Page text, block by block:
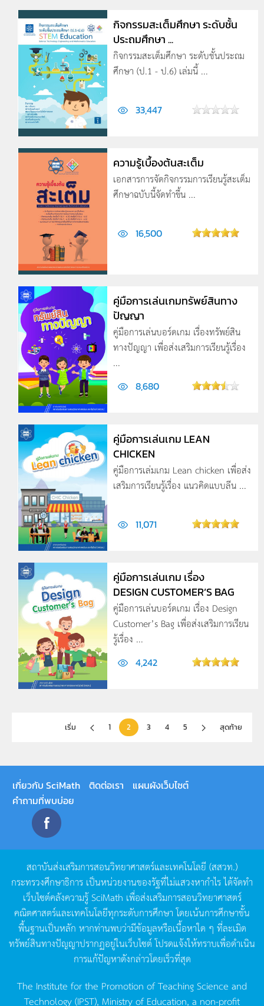
กิจกรรมสะเต็มศึกษา ระดับชั้น
ประถมศึกษา ...
กิจกรรมสะเต็มศึกษา ระดับชั้นประถม
ศึกษา (ป.1 - ป.6) เล่มนี้ ...
33,447
ความรู้เบื้องต้นสะเต็ม
เอกสารการจัดกิจกรรมการเรียนรู้สะเต็ม
ศึกษาฉบับนี้จัดทําขึ้น ...
16,500
คู่มือการเล่นเกมทรัพย์สินทาง
ปัญญา
คู่มือการเล่นบอร์ดเกม เรื่องทรัพย์สิน
ทางปัญญา เพื่อส่งเสริมการเรียนรู้เรื่อง
...
8,680
คู่มือการเล่นเกม LEAN
CHICKEN
คู่มือการเล่มเกม Lean chicken เพื่อส่ง
เสริมการเรียนรู้เรื่อง แนวคิดแบบลีน ...
11,071
คู่มือการเล่นเกม เรื่อง
DESIGN CUSTOMER’S BAG
คู่มือการเล่นบอร์ดเกม เรื่อง Design
Customer’s Bag เพื่อส่งเสริมการเรียน
รู้เรื่อง ...
4,242
เริ่ม 1 2 3 4 5 สุดท้าย
เกี่ยวกับ SciMath ติดต่อเรา
แผนผังเว็บไซต์
คำถามที่พบบ่อย
สถาบันส่งเสริมการสอนวิทยาศาสตร์และเทคโนโลยี (สสวท.)
กระทรวงศึกษาธิการ เป็นหน่วยงานของรัฐที่ไม่แสวงหากำไรได้จัดทำ
เว็บไซต์คลังความรู้SciMath เพื่อส่งเสริมการสอนวิทยาศาสตร์
คณิตศาสตร์และเทคโนโลยีทุกระดับการศึกษา โดยเน้นการศึกษาขั้น
พื้นฐานเป็นหลัก หากท่านพบว่ามีข้อมูลหรือเนื้อหาใด ๆ ที่ละเมิด
ทรัพย์สินทางปัญญาปรากฏอยู่ในเว็บไซต์โปรดแจ้งให้ทราบเพื่อดำเนิน
การแก้ปัญหาดังกล่าวโดยเร็วที่สุด
The Institute for the Promotion of Teaching Science and
Technology (IPST), Ministry of Education, a non-profit